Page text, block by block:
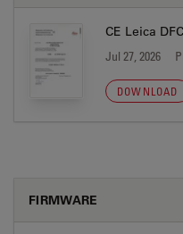
CE Leica
Jul 27, 2026
DOWNLOAD
FIRMWARE